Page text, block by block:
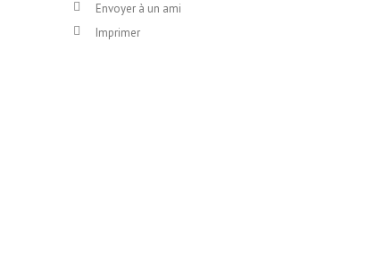
Envoyer à un ami
Imprimer